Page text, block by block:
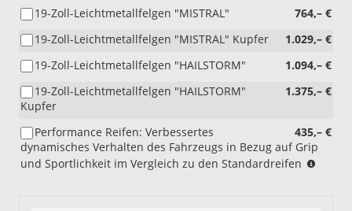
(Anhängevorrichtung
Vorbereitung)
764,– €
19-Zoll-Leichtmetallfelgen "MISTRAL"
1.029,– €
19-Zoll-Leichtmetallfelgen "MISTRAL" Kupfer
1.094,– €
19-Zoll-Leichtmetallfelgen "HAILSTORM"
1.375,– €
19-Zoll-Leichtmetallfelgen "HAILSTORM"
Kupfer
435,– €
Performance Reifen: Verbessertes
dynamisches Verhalten des Fahrzeugs in Bezug auf Grip
und Sportlichkeit im Vergleich zu den Standardreifen